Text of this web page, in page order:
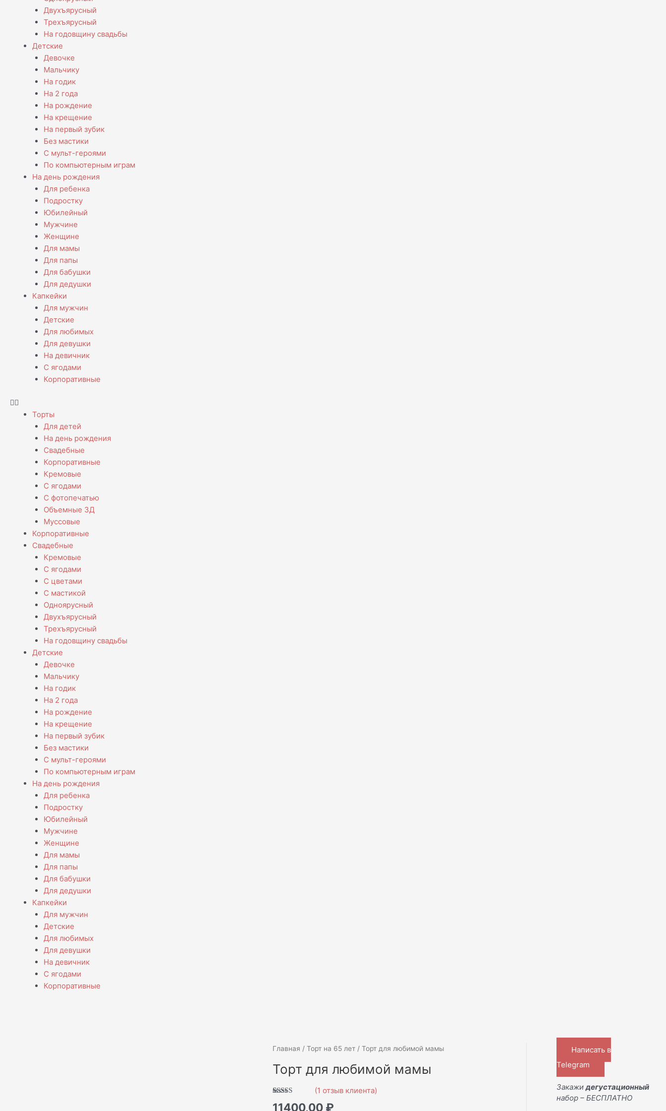
Двухъярусный
Трехъярусный
На годовщину свадьбы
Детские
Девочке
Мальчику
На годик
На 2 года
На рождение
На крещение
На первый зубик
Без мастики
С мульт-героями
По компьютерным играм
На день рождения
Для ребенка
Подростку
Юбилейный
Мужчине
Женщине
Для мамы
Для папы
Для бабушки
Для дедушки
Капкейки
Для мужчин
Детские
Для любимых
Для девушки
На девичник
С ягодами
Корпоративные
Торты
Для детей
На день рождения
Свадебные
Корпоративные
Кремовые
С ягодами
С фотопечатью
Объемные 3Д
Муссовые
Корпоративные
Свадебные
Кремовые
С ягодами
С цветами
С мастикой
Одноярусный
Двухъярусный
Трехъярусный
На годовщину свадьбы
Детские
Девочке
Мальчику
На годик
На 2 года
На рождение
На крещение
На первый зубик
Без мастики
С мульт-героями
По компьютерным играм
На день рождения
Для ребенка
Подростку
Юбилейный
Мужчине
Женщине
Для мамы
Для папы
Для бабушки
Для дедушки
Капкейки
Для мужчин
Детские
Для любимых
Для девушки
На девичник
С ягодами
Корпоративные
Главная /Торт на 65 лет / Торт для любимой мамы
Торт для любимой мамы
Рейтинг
5.00из 5 на
1
(1 отзыв клиента)
11400,00 ₽
Количество
Торт
любимой
мамы
Написать в
Telegram
Закажидегустационный
набор – БЕСПЛАТНО